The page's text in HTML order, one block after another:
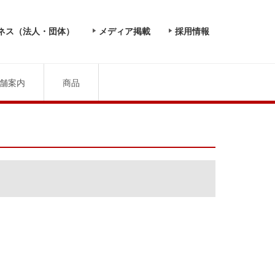
ス（法人・団体） メディア掲載 採用情報
案内 商品